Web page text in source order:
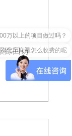
踪回访
净化车间是怎么收费的呢